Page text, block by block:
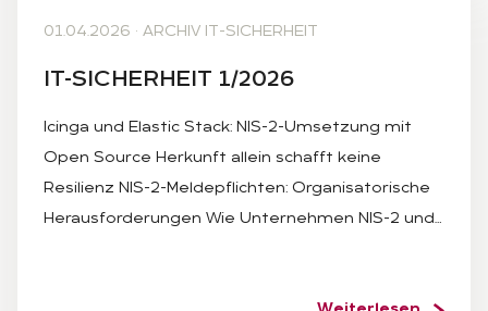
01.04.2026 · ARCHIV IT-SICHERHEIT
IT-SI­CHER­HEIT 1/2026
Icinga und Elastic Stack: NIS-2-Umsetzung mit
Open Source Herkunft allein schafft keine
Resilienz NIS-2-Meldepflichten: Organisatorische
Herausforderungen Wie Unternehmen NIS-2 und…